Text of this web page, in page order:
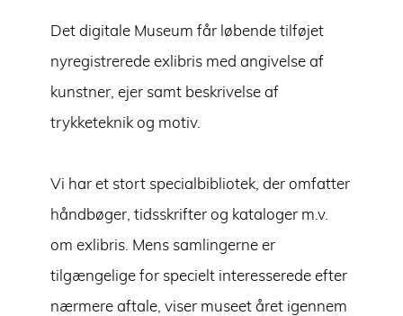
Det digitale Museum får løbende tilføjet
nyregistrerede exlibris med angivelse af
kunstner, ejer samt beskrivelse af
trykketeknik og motiv.
Vi har et stort specialbibliotek, der omfatter
håndbøger, tidsskrifter og kataloger m.v.
om exlibris. Mens samlingerne er
tilgængelige for specielt interesserede efter
nærmere aftale, viser museet året igennem